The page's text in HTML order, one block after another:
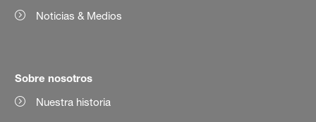
Noticias & Medios
Sobre nosotros
Nuestra historia